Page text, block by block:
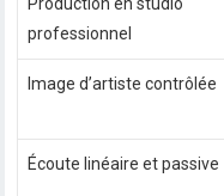
Production en studio
professionnel
Image d’artiste contrôlée
Écoute linéaire et passive